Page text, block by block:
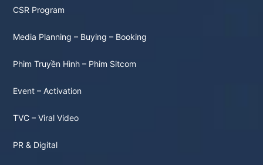
CSR Program
Media Planning – Buying – Booking
Phim Truyền Hình – Phim Sitcom
Event – Activation
TVC – Viral Video
PR & Digital